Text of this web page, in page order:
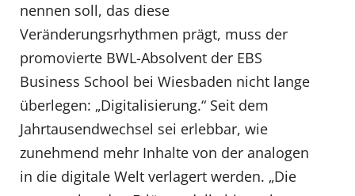
nennen soll, das diese
Veränderungsrhythmen prägt, muss der
promovierte BWL-Absolvent der EBS
Business School bei Wiesbaden nicht lange
überlegen: „Digitalisierung.“ Seit dem
Jahrtausendwechsel sei erlebbar, wie
zunehmend mehr Inhalte von der analogen
in die digitale Welt verlagert werden. „Die